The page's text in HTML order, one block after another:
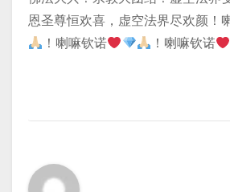
恩圣尊恒欢喜，虚空法界尽欢颜！
！喇嘛钦诺
！喇嘛钦诺